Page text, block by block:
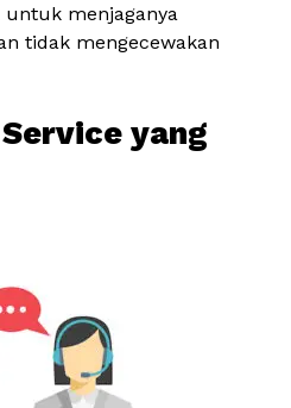
menjaganya
tidak mengecewakan
yang